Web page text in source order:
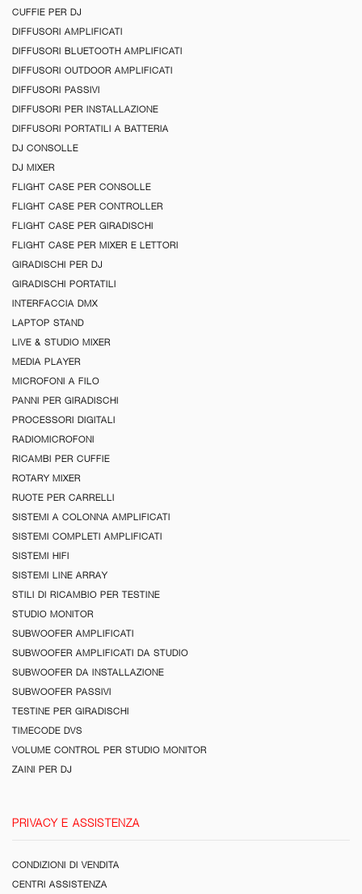
CUFFIE PER DJ
DIFFUSORI AMPLIFICATI
DIFFUSORI BLUETOOTH AMPLIFICATI
DIFFUSORI OUTDOOR AMPLIFICATI
DIFFUSORI PASSIVI
DIFFUSORI PER INSTALLAZIONE
DIFFUSORI PORTATILI A BATTERIA
DJ CONSOLLE
DJ MIXER
FLIGHT CASE PER CONSOLLE
FLIGHT CASE PER CONTROLLER
FLIGHT CASE PER GIRADISCHI
FLIGHT CASE PER MIXER E LETTORI
GIRADISCHI PER DJ
GIRADISCHI PORTATILI
INTERFACCIA DMX
LAPTOP STAND
LIVE & STUDIO MIXER
MEDIA PLAYER
MICROFONI A FILO
PANNI PER GIRADISCHI
PROCESSORI DIGITALI
RADIOMICROFONI
RICAMBI PER CUFFIE
ROTARY MIXER
RUOTE PER CARRELLI
SISTEMI A COLONNA AMPLIFICATI
SISTEMI COMPLETI AMPLIFICATI
SISTEMI HIFI
SISTEMI LINE ARRAY
STILI DI RICAMBIO PER TESTINE
STUDIO MONITOR
SUBWOOFER AMPLIFICATI
SUBWOOFER AMPLIFICATI DA STUDIO
SUBWOOFER DA INSTALLAZIONE
SUBWOOFER PASSIVI
TESTINE PER GIRADISCHI
TIMECODE DVS
VOLUME CONTROL PER STUDIO MONITOR
ZAINI PER DJ
PRIVACY E ASSISTENZA
CONDIZIONI DI VENDITA
CENTRI ASSISTENZA